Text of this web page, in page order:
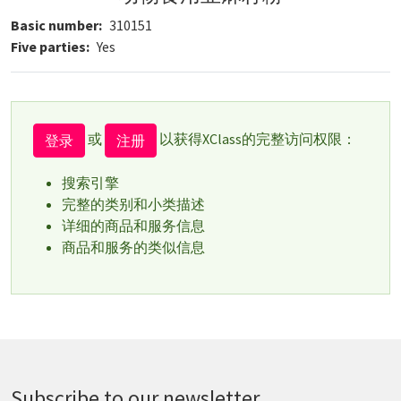
Basic number 310151
Five parties
Yes
登录 或 注册 以获得XClass的完整访问权限：
搜索引擎
完整的类别和小类描述
详细的商品和服务信息
商品和服务的类似信息